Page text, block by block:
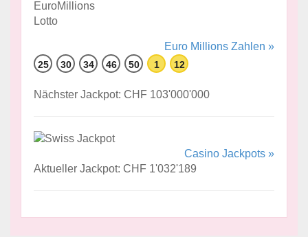
Euro Millions Zahlen »
25 30 34 46 50 1 12
Nächster Jackpot: CHF 103'000'000
Casino Jackpots »
Aktueller Jackpot: CHF 1'032'189